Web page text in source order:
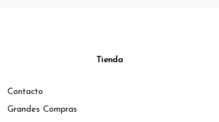
Tienda
Contacto
Grandes Compras